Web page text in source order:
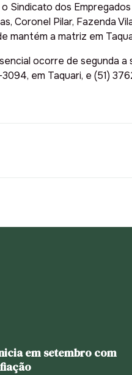
Sindicato dos
Coronel Pilar, Fazenda
mantém a matriz em
ocorre de segunda a
em Taquari, e (51)
em setembro com